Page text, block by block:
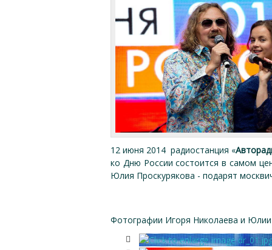
12 июня 2014 радиостанция «
ко Дню России состоится в самом
Юлия Проскурякова - подарят
Фотографии Игоря Николаева и